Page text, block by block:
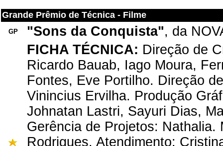
Grande Prêmio de Técnica - Filme
GP "Sons da Conquista", da
FICHA TÉCNICA: Direção de
Ricardo Bauab, Iago Moura,
Fontes, Eve Portilho. Direção
Vinincius Ervilha. Produção
Johnatan Lastri, Sayuri Dias,
Gerência de Projetos:
Rodrigues. Atendimento: